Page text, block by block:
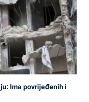
Ima povrijeđenih i